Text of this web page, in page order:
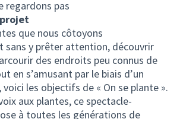
regardons pas
que nous côtoyons
sans y prêter attention, découvrir
des endroits peu connus de
en s’amusant par le biais d’un
les objectifs de « On se plante ».
aux plantes, ce spectacle-
à toutes les générations de